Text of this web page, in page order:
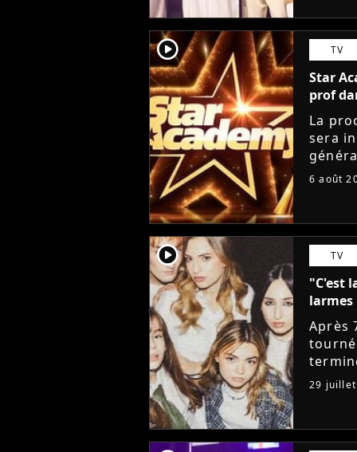
player2 TV
Star
prof
La
sera
6 août
player2 TV
"C'est
larmes
Après
29 juillet